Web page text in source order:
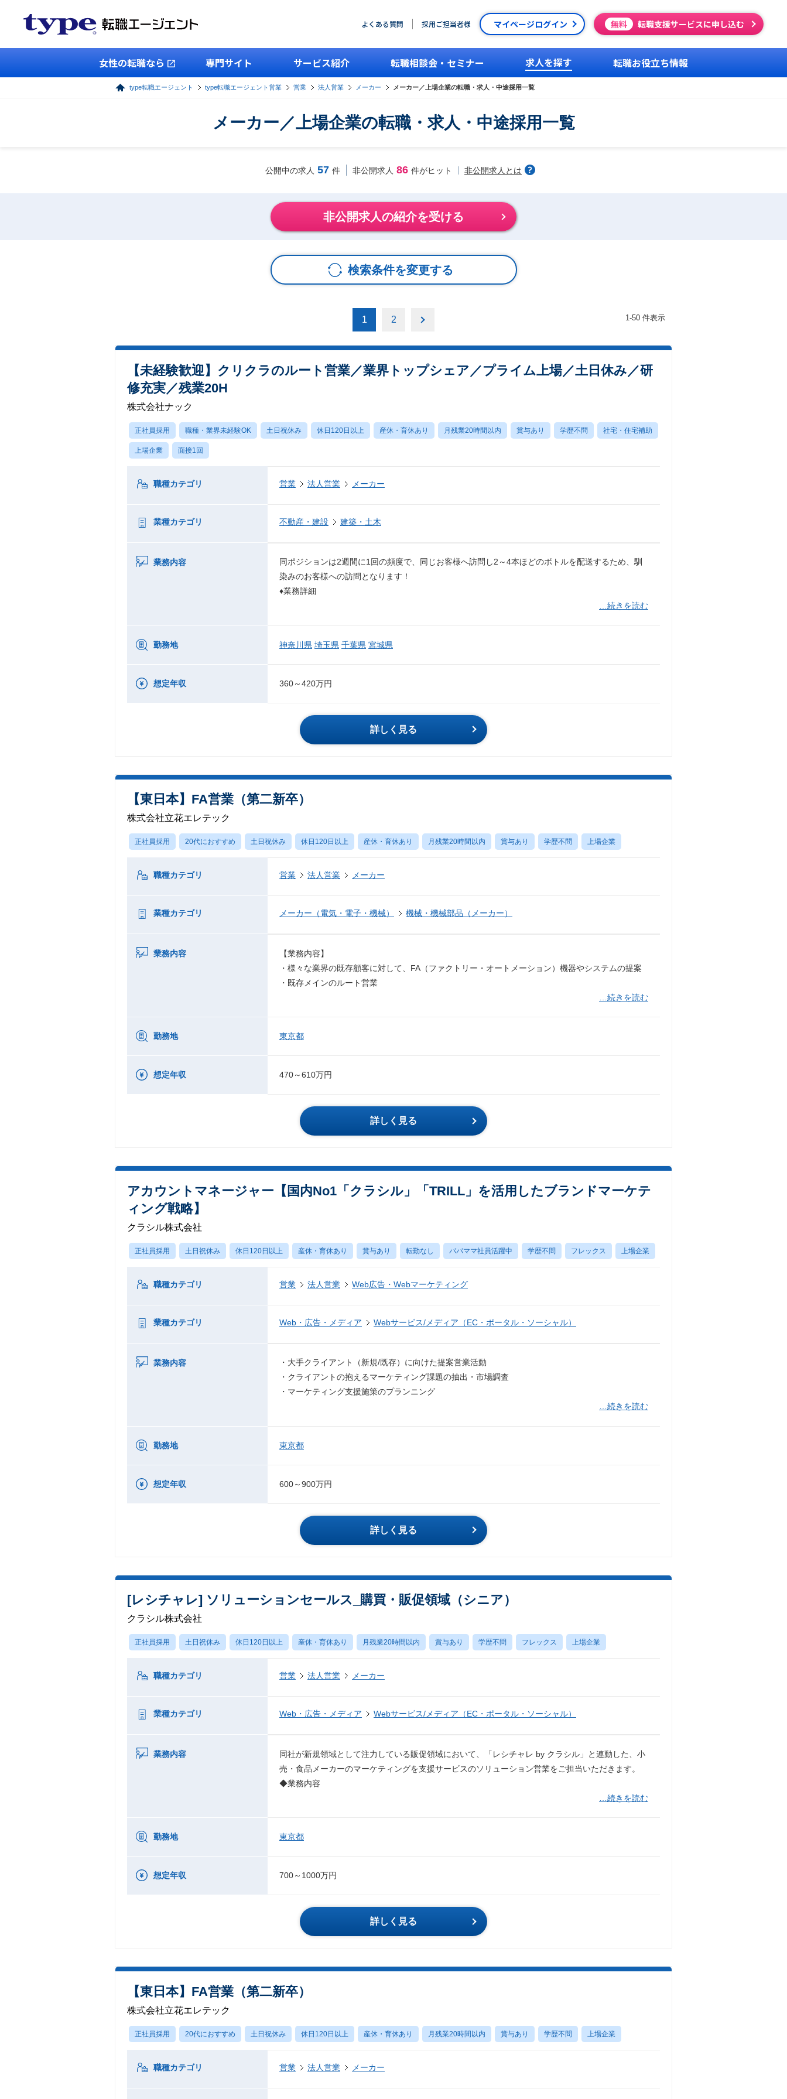
よくある質問 採用ご担当者様 マイページログイン 無料 転職支援サービスに申し込む
女性の転職なら 専門サイト サービス紹介 転職相談会・セミナー 求人を探す 転職お役立ち情報
type転職エージェント type転職エージェント営業 営業 法人営業 メーカー メーカー／上場企業の転職・求人・中途採用一覧
メーカー／上場企業の転職・求人・中途採用一覧
公開中の求人 57 件 非公開求人 86 件がヒット 非公開求人とは
非公開求人の紹介を受ける
検索条件を変更する
1 2 1-50 件表示
【未経験歓迎】クリクラのルート営業／業界トップシェア／プライム上場／土日休み／研
修充実／残業20H
株式会社ナック
正社員採用 職種・業界未経験OK 土日祝休み 休日120日以上 産休・育休あり 月残業20時間以内 賞与あり 学歴不問 社宅・住宅補助
上場企業 面接1回
職種カテゴリ 営業 法人営業 メーカー
業種カテゴリ 不動産・建設 建築・土木
業務内容
同ポジションは2週間に1回の頻度で、同じお客様へ訪問し2～4本ほどのボトルを配送するため、馴
染みのお客様への訪問となります！
♦業務詳細
…続きを読む
勤務地 神奈川県 埼玉県 千葉県 宮城県
想定年収 360～420万円
詳しく見る
【東日本】FA営業（第二新卒）
株式会社立花エレテック
正社員採用 20代におすすめ 土日祝休み 休日120日以上 産休・育休あり 月残業20時間以内 賞与あり 学歴不問 上場企業
職種カテゴリ 営業 法人営業 メーカー
業種カテゴリ メーカー（電気・電子・機械） 機械・機械部品（メーカー）
業務内容
【業務内容】
・様々な業界の既存顧客に対して、FA（ファクトリー・オートメーション）機器やシステムの提案
・既存メインのルート営業
…続きを読む
勤務地 東京都
想定年収 470～610万円
詳しく見る
アカウントマネージャー【国内No1「クラシル」「TRILL」を活用したブランドマーケテ
ィング戦略】
クラシル株式会社
正社員採用 土日祝休み 休日120日以上 産休・育休あり 賞与あり 転勤なし パパママ社員活躍中 学歴不問 フレックス 上場企業
職種カテゴリ 営業 法人営業 Web広告・Webマーケティング
業種カテゴリ Web・広告・メディア Webサービス/メディア（EC・ポータル・ソーシャル）
業務内容
・大手クライアント（新規/既存）に向けた提案営業活動
・クライアントの抱えるマーケティング課題の抽出・市場調査
・マーケティング支援施策のプランニング
…続きを読む
勤務地 東京都
想定年収 600～900万円
詳しく見る
[レシチャレ] ソリューションセールス_購買・販促領域（シニア）
クラシル株式会社
正社員採用 土日祝休み 休日120日以上 産休・育休あり 月残業20時間以内 賞与あり 学歴不問 フレックス 上場企業
職種カテゴリ 営業 法人営業 メーカー
業種カテゴリ Web・広告・メディア Webサービス/メディア（EC・ポータル・ソーシャル）
業務内容
同社が新規領域として注力している販促領域において、「レシチャレ by クラシル」と連動した、小
売・食品メーカーのマーケティングを支援サービスのソリューション営業をご担当いただきます。
◆業務内容
…続きを読む
勤務地 東京都
想定年収 700～1000万円
詳しく見る
【東日本】FA営業（第二新卒）
株式会社立花エレテック
正社員採用 20代におすすめ 土日祝休み 休日120日以上 産休・育休あり 月残業20時間以内 賞与あり 学歴不問 上場企業
職種カテゴリ 営業 法人営業 メーカー